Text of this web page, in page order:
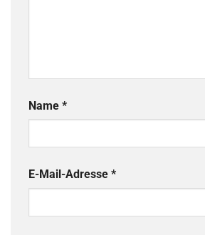
Name *
E-Mail-Adresse *